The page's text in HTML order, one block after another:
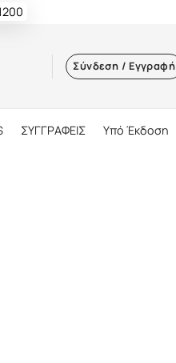
Σύνδεση / Εγγραφή
ΣΥΓΓΡΑΦΕΙΣ Υπό Έκδοση